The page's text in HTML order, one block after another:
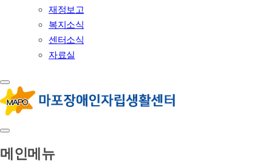
재정보고
복지소식
센터소식
자료실
메인메뉴